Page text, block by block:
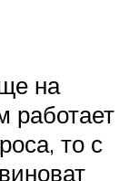
на
работает
то с